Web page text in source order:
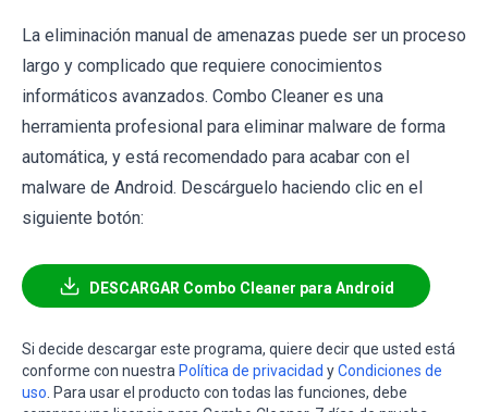
La eliminación manual de amenazas puede ser un proceso
largo y complicado que requiere conocimientos
informáticos avanzados. Combo Cleaner es una
herramienta profesional para eliminar malware de forma
automática, y está recomendado para acabar con el
malware de Android. Descárguelo haciendo clic en el
siguiente botón:
DESCARGAR Combo Cleaner para Android
Si decide descargar este programa, quiere decir que usted está
conforme con nuestra Política de privacidad yCondiciones de
uso . Para usar el producto con todas las funciones, debe